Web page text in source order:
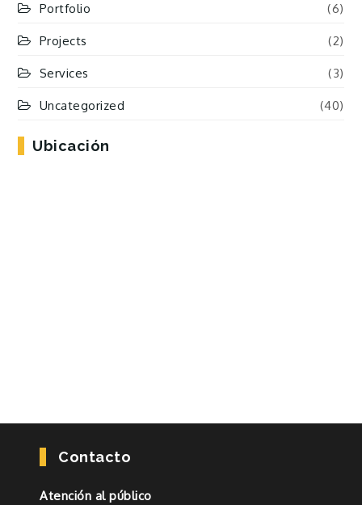
Portfolio (6)
Projects (2)
Services (3)
Uncategorized (40)
Ubicación
Contacto
Atención al público